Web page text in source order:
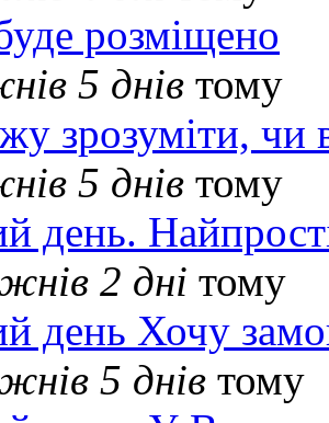
розміщено
5 днів тому
зрозуміти, чи
5 днів тому
день.
2 дні тому
день Хочу
5 днів тому